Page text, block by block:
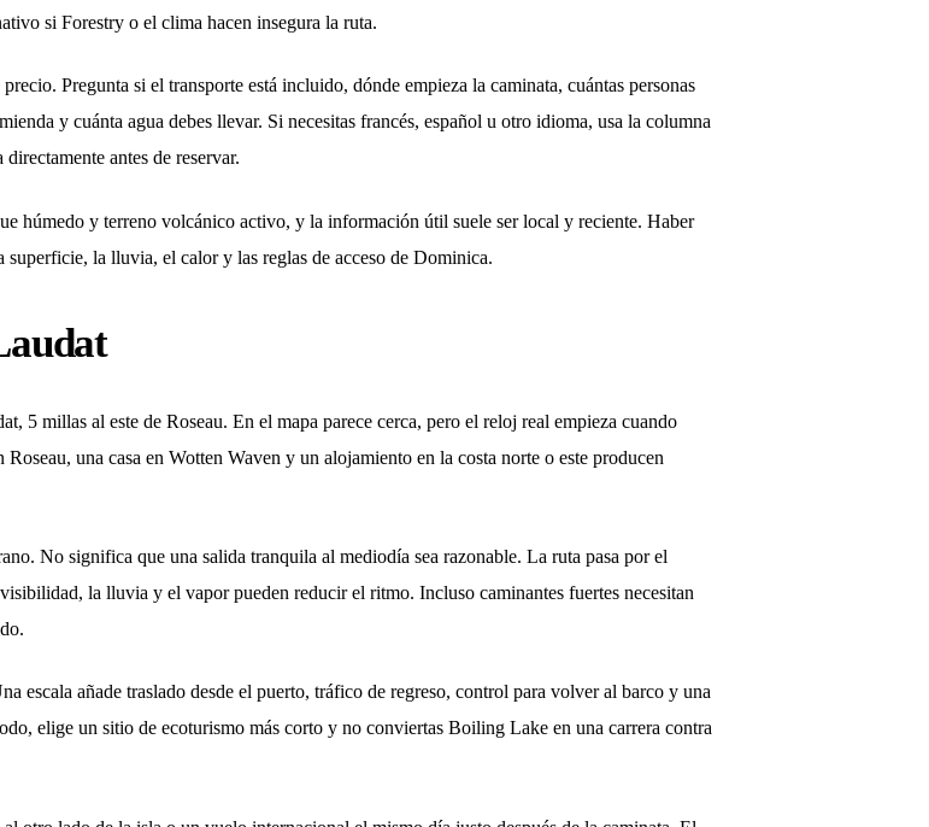
si Forestry o el clima hacen insegura la ruta.
Pregunta si el transporte está incluido, dónde empieza la caminata, cuántas personas
y cuánta agua debes llevar. Si necesitas francés, español u otro idioma, usa la columna
antes de reservar.
húmedo y terreno volcánico activo, y la información útil suele ser local y reciente. Haber
la lluvia, el calor y las reglas de acceso de Dominica.
5 millas al este de Roseau. En el mapa parece cerca, pero el reloj real empieza cuando
una casa en Wotten Waven y un alojamiento en la costa norte o este producen
No significa que una salida tranquila al mediodía sea razonable. La ruta pasa por el
la lluvia y el vapor pueden reducir el ritmo. Incluso caminantes fuertes necesitan
escala añade traslado desde el puerto, tráfico de regreso, control para volver al barco y una
elige un sitio de ecoturismo más corto y no conviertas Boiling Lake en una carrera contra